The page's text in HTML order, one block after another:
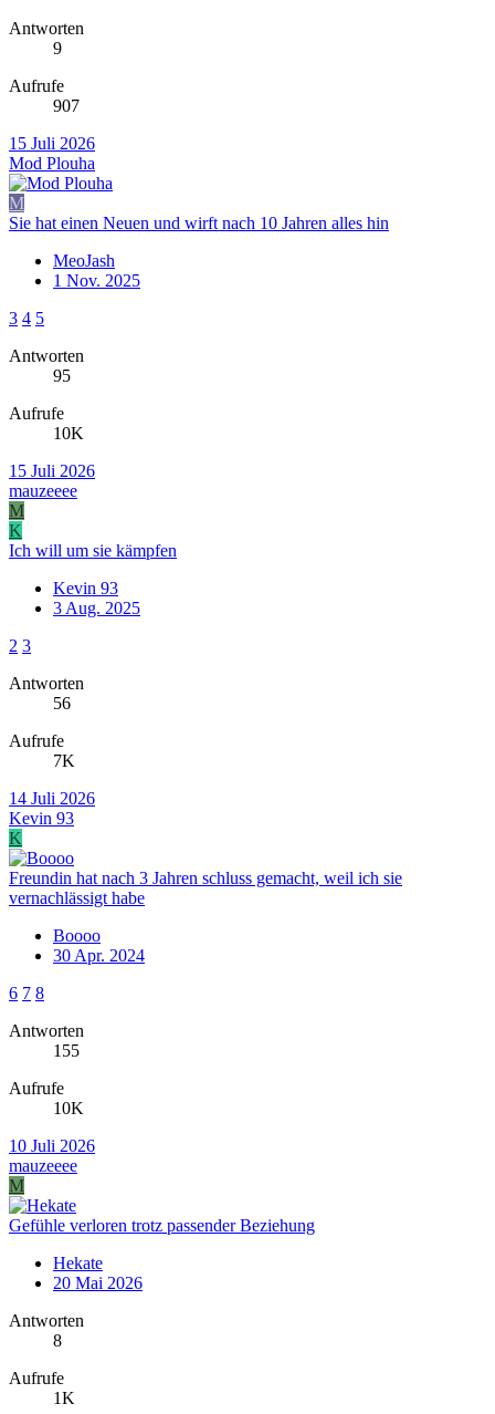
Antworten
9
Aufrufe
907
15 Juli 2026
Mod Plouha
M
Sie hat einen Neuen und wirft nach 10 Jahren alles hin
MeoJash
1 Nov. 2025
3 4 5
Antworten
95
Aufrufe
10K
15 Juli 2026
mauzeeee
M
K
Ich will um sie kämpfen
Kevin 93
3 Aug. 2025
2 3
Antworten
56
Aufrufe
7K
14 Juli 2026
Kevin 93
K
Freundin hat nach 3 Jahren schluss gemacht, weil ich sie
vernachlässigt habe
Boooo
30 Apr. 2024
6 7 8
Antworten
155
Aufrufe
10K
10 Juli 2026
mauzeeee
M
Gefühle verloren trotz passender Beziehung
Hekate
20 Mai 2026
Antworten
8
Aufrufe
1K